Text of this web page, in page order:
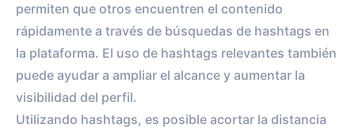
permiten que otros encuentren el contenido
rápidamente a través de búsquedas de hashtags en
la plataforma. El uso de hashtags relevantes también
puede ayudar a ampliar el alcance y aumentar la
visibilidad del perfil.
Utilizando hashtags, es posible acortar la distancia